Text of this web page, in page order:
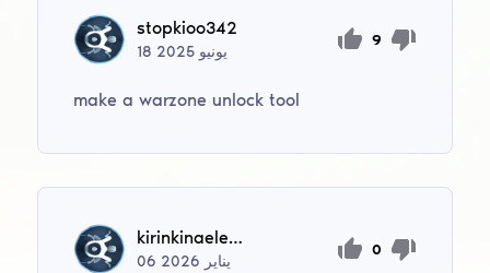
stopkioo342
18 يونيو
9
make a warzone unlock tool
kirinkinaelena
06 يناير
0